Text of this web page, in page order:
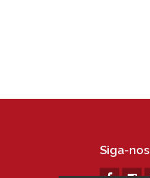
Siga-nos